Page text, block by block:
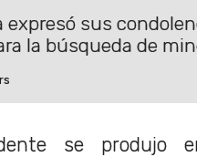
expresó sus
la búsqueda de
se produjo